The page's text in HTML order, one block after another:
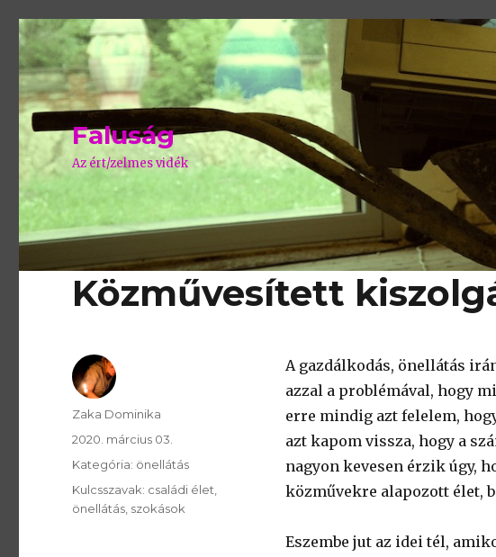
Faluság
Az ért/zelmes vidék
Közművesített
A gazdálkodás, önellátás
azzal a problémával, hogy
erre mindig azt felelem,
azt kapom vissza, hogy a
nagyon kevesen érzik úgy,
közművekre alapozott élet,
Eszembe jut az idei tél,
SzerzÅ
Zaka Dominika
Közzétéve:
2020. március 03.
Kategória: Kategória:
önellátás
Kulcsszavak: Kulcsszavak:
családi élet
önellátás szokások